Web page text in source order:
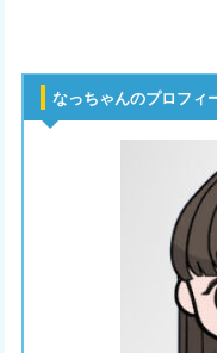
なっちゃんのプロフィ